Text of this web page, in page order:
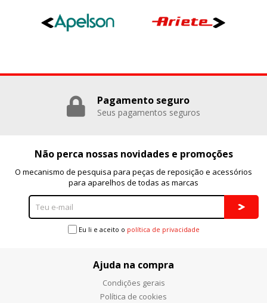
Pagamento seguro
Seus pagamentos seguros
Não perca nossas novidades e promoções
O mecanismo de pesquisa para peças de reposição e acessórios
para aparelhos de todas as marcas
Eu li e aceito o política de privacidade
Ajuda na compra
Condições gerais
Política de cookies
consultar nuestrapolítica de cookies